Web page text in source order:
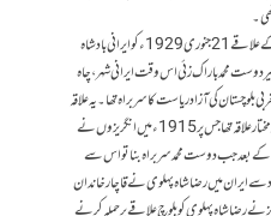
وہ بیس لاکھ بلوچ جو آجکل ایران میں آباد ہیں، ان کے علاقے 21 جنوری 1929ء کو ایرانی بادشاہ
محمد باراک زئی اس وقت ایرانی شہر، چاہ
بلوچستان کی آزاد ریاست کا سربراہ تھا۔ یہ علاقہ
میر بہرام خان باراک زئی کے زیر حکومت ایک خود مختار علاقہ تھا جس پر1915ء میں انگریزوں نے
بعد جب دوست محمد سربراہ بنا تو اس سے
سے ایران میں رضاشاہ پہلوی نے قاچار خاندان